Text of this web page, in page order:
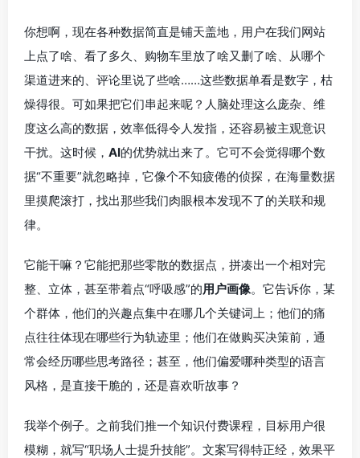
你想啊，现在各种数据简直是铺天盖地，用户在我们网站
上点了啥、看了多久、购物车里放了啥又删了啥、从哪个
渠道进来的、评论里说了些啥……这些数据单看是数字，枯
燥得很。可如果把它们串起来呢？人脑处理这么庞杂、维
度这么高的数据，效率低得令人发指，还容易被主观意识
干扰。这时候， AI的优势就出来了。它可不会觉得哪个数
据“不重要”就忽略掉，它像个不知疲倦的侦探，在海量数据
里摸爬滚打，找出那些我们肉眼根本发现不了的关联和规
律。
它能干嘛？它能把那些零散的数据点，拼凑出一个相对完
整、立体，甚至带着点“呼吸感”的用户画像。它告诉你，某
个群体，他们的兴趣点集中在哪几个关键词上；他们的痛
点往往体现在哪些行为轨迹里；他们在做购买决策前，通
常会经历哪些思考路径；甚至，他们偏爱哪种类型的语言
风格，是直接干脆的，还是喜欢听故事？
我举个例子。之前我们推一个知识付费课程，目标用户很
模糊，就写“职场人士提升技能”。文案写得特正经，效果平